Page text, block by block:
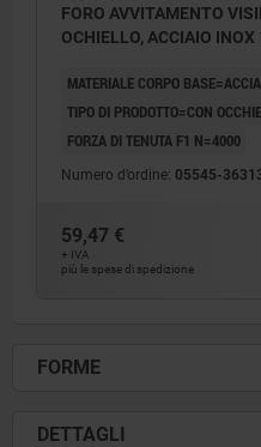
FORO AVVITAMENTO
OCHIELLO, ACCIAIO
MATERIALE CORPO
TIPO DI PRODOTTO=CON
FORZA DI TENUTA F1 N=4000
Numero d’ordine: 05545-
59,47 €
+ IVA
più le spese di spedizione
FORME
DETTAGLI